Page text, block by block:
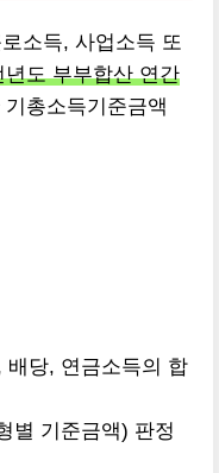
소득, 사업소득 또
년도 부부합산 연간
총소득기준금액
배당, 연금소득의 합
별 기준금액) 판정